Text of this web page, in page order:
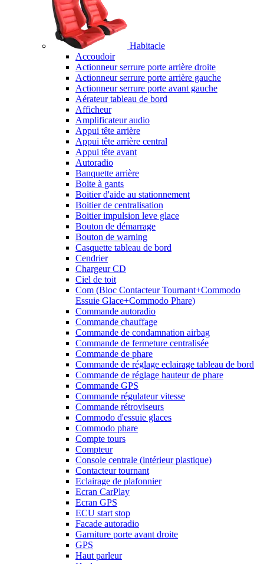
Habitacle
Accoudoir
Actionneur serrure porte arrière droite
Actionneur serrure porte arrière gauche
Actionneur serrure porte avant gauche
Aérateur tableau de bord
Afficheur
Amplificateur audio
Appui tête arrière
Appui tête arrière central
Appui tête avant
Autoradio
Banquette arrière
Boite à gants
Boitier d'aide au stationnement
Boitier de centralisation
Boitier impulsion leve glace
Bouton de démarrage
Bouton de warning
Casquette tableau de bord
Cendrier
Chargeur CD
Ciel de toit
Com (Bloc Contacteur Tournant+Commodo
Essuie Glace+Commodo Phare)
Commande autoradio
Commande chauffage
Commande de condamnation airbag
Commande de fermeture centralisée
Commande de phare
Commande de réglage eclairage tableau de bord
Commande de réglage hauteur de phare
Commande GPS
Commande régulateur vitesse
Commande rétroviseurs
Commodo d'essuie glaces
Commodo phare
Compte tours
Compteur
Console centrale (intérieur plastique)
Contacteur tournant
Eclairage de plafonnier
Ecran CarPlay
Ecran GPS
ECU start stop
Facade autoradio
Garniture porte avant droite
GPS
Haut parleur